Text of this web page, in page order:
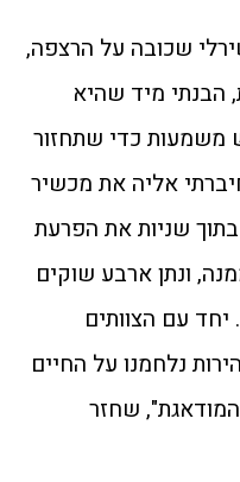
שכובה על הרצפה,
הבנתי מיד שהיא
משמעות כדי שתחזור
אליה את מכשיר
שניות את הפרעת
ונתן ארבע שוקים
עם הצוותים
נלחמנו על החיים
שחזר